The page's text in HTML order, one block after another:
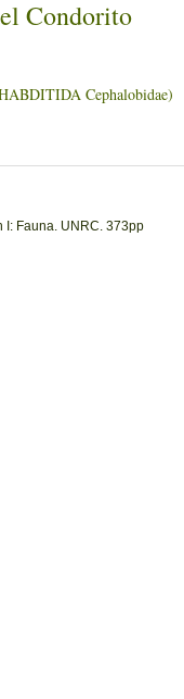
Condorito
Cephalobidae)
I: Fauna. UNRC. 373pp